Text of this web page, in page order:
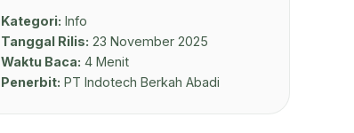
Kategori: Info
Tanggal Rilis: 23 November 2025
Waktu Baca: 4 Menit
Penerbit: PT Indotech Berkah Abadi